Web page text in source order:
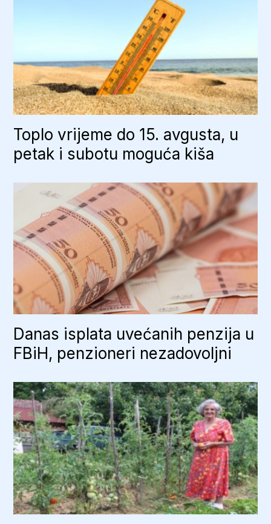
Toplo vrijeme do 15. avgusta, u
petak i subotu moguća kiša
Danas isplata uvećanih penzija u
FBiH, penzioneri nezadovoljni